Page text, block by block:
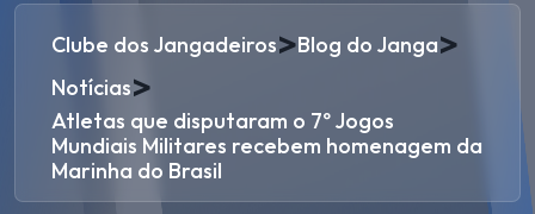
Clube dos Jangadeiros>Blog do Janga>
Notícias>
Atletas que disputaram o 7º Jogos
Mundiais Militares recebem homenagem da
Marinha do Brasil